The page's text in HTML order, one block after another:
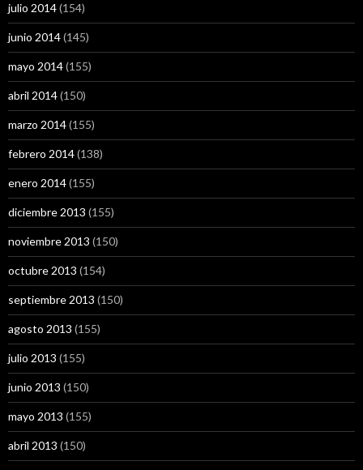
julio 2014(154)
junio 2014(145)
mayo 2014(155)
abril 2014(150)
marzo 2014(155)
febrero 2014(138)
enero 2014(155)
diciembre 2013 (155)
noviembre 2013 (150)
octubre 2013 (154)
septiembre 2013 (150)
agosto 2013 (155)
julio 2013 (155)
junio 2013 (150)
mayo 2013 (155)
abril 2013 (150)